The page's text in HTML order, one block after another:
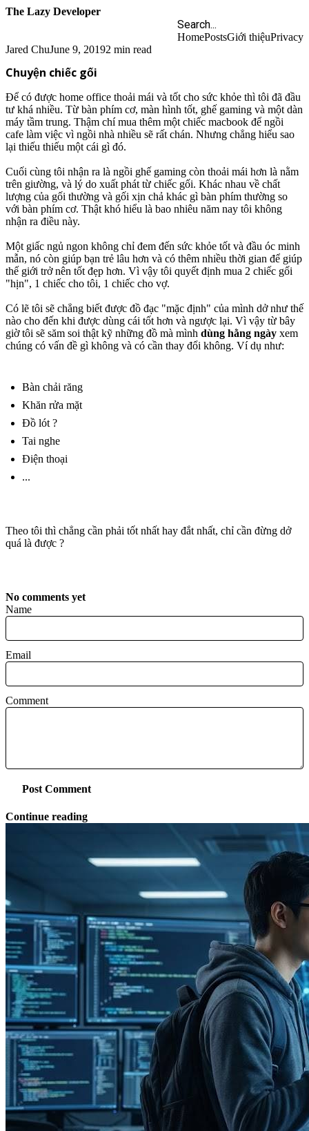
The Lazy Developer
HomePostsGiới thiệuPrivacy
Jared ChuJune 9, 20192 min read
Chuyện chiếc gối
Để có được home office thoải mái và tốt cho sức khỏe thì tôi đã đầu
tư khá nhiều. Từ bàn phím cơ, màn hình tốt, ghế gaming và một dàn
máy tầm trung. Thậm chí mua thêm một chiếc macbook để ngồi
cafe làm việc vì ngồi nhà nhiều sẽ rất chán. Nhưng chẳng hiểu sao
lại thiếu thiếu một cái gì đó.
Cuối cùng tôi nhận ra là ngồi ghế gaming còn thoải mái hơn là nằm
trên giường, và lý do xuất phát từ chiếc gối. Khác nhau về chất
lượng của gối thường và gối xịn chả khác gì bàn phím thường so
với bàn phím cơ. Thật khó hiểu là bao nhiêu năm nay tôi không
nhận ra điều này.
Một giấc ngủ ngon không chỉ đem đến sức khỏe tốt và đầu óc minh
mẫn, nó còn giúp bạn trẻ lâu hơn và có thêm nhiều thời gian để giúp
thế giới trở nên tốt đẹp hơn. Vì vậy tôi quyết định mua 2 chiếc gối
"hịn", 1 chiếc cho tôi, 1 chiếc cho vợ.
Có lẽ tôi sẽ chẳng biết được đồ đạc "mặc định" của mình dở như thế
nào cho đến khi được dùng cái tốt hơn và ngược lại. Vì vậy từ bây
giờ tôi sẽ săm soi thật kỹ những đồ mà mình dùng hằng ngày xem
chúng có vấn đề gì không và có cần thay đổi không. Ví dụ như:
Bàn chải răng
Khăn rửa mặt
Đồ lót ?
Tai nghe
Điện thoại
...
Theo tôi thì chẳng cần phải tốt nhất hay đắt nhất, chỉ cần đừng dở
quá là được ?
No comments yet
Name
Email
Comment
Post Comment
Continue reading